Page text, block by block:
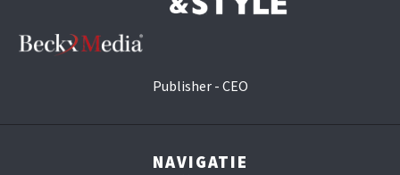
Publisher - CEO
NAVIGATIE